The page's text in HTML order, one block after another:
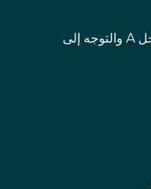
إذا كنت تزورنا، يرجى استخدام المدخل A والتوجه إلى